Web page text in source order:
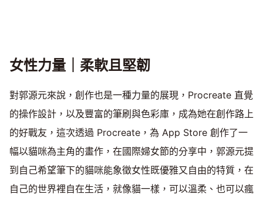
女性力量｜柔軟且堅韌
對郭源元來說，創作也是一種力量的展現，Procreate 直覺
的操作設計，以及豐富的筆刷與色彩庫，成為她在創作路上
的好戰友，這次透過 Procreate，為 App Store 創作了一
幅以貓咪為主角的畫作，在國際婦女節的分享中，郭源元提
到自己希望筆下的貓咪能象徵女性既優雅又自由的特質，在
自己的世界裡自在生活，就像貓一樣，可以溫柔、也可以瘋